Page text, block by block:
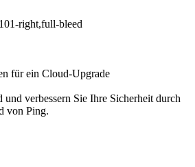
right,full-bleed
für ein Cloud-Upgrade
und verbessern Sie Ihre Sicherheit durch
von Ping.